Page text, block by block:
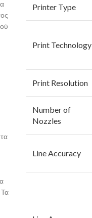
Printer Type
Print Technology
Print Resolution
Number of
Nozzles
Line Accuracy